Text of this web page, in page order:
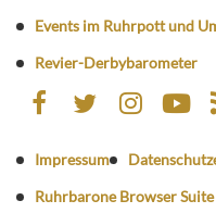
Events im Ruhrpott und
Revier-Derbybarometer
Impressum
Ruhrbarone Browser